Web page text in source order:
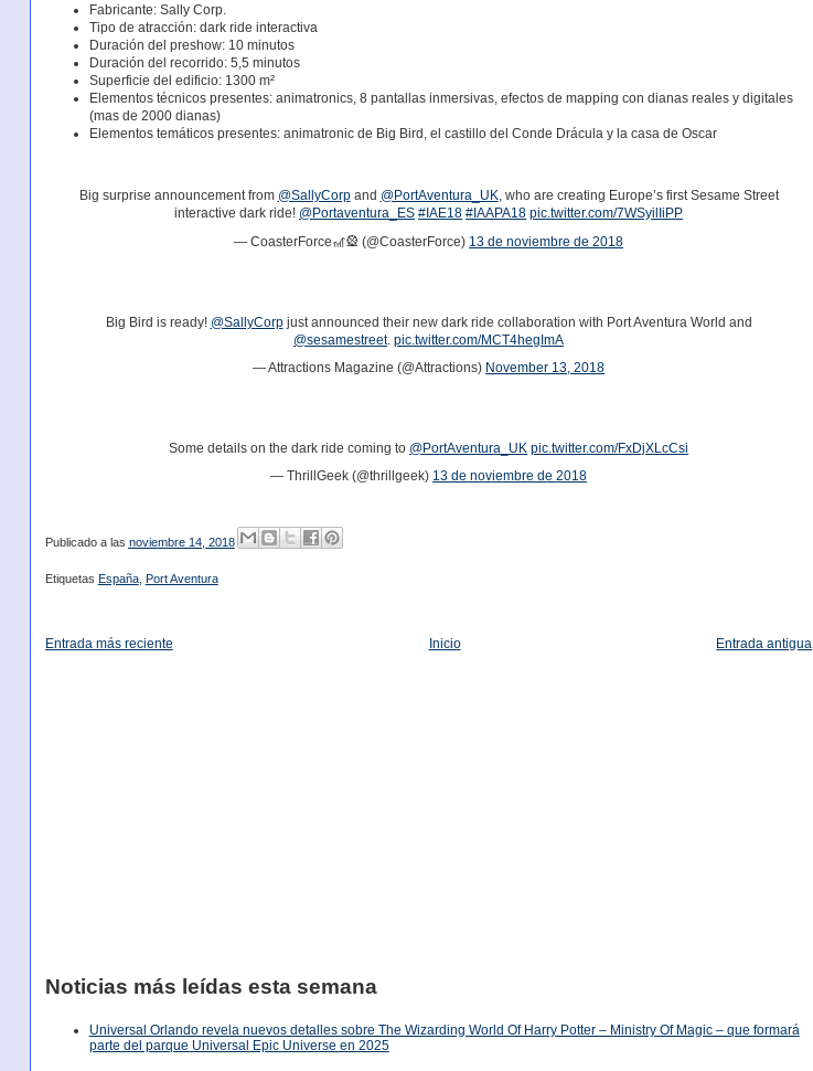
Fabricante: Sally Corp.
Tipo de atracción: dark ride interactiva
Duración del preshow: 10 minutos
Duración del recorrido: 5,5 minutos
Superficie del edificio: 1300 m²
Elementos técnicos presentes: animatronics, 8 pantallas inmersivas, efectos de mapping con dianas reales y digitales
(mas de 2000 dianas)
Elementos temáticos presentes: animatronic de Big Bird, el castillo del Conde Drácula y la casa de Oscar
Big surprise announcement from @SallyCorpand @PortAventura_UK, who are creating Europe’s first Sesame Street
interactive dark ride! @Portaventura_ES #IAE18 #IAAPA18 pic.twitter.com/7WSyilIiPP
— CoasterForce🎢🎡 (@CoasterForce) 13 de noviembre de 2018
Big Bird is ready! @SallyCorpjust announced their new dark ride collaboration with Port Aventura World and
@sesamestreet.pic.twitter.com/MCT4hegImA
— Attractions Magazine (@Attractions) November 13, 2018
Some details on the dark ride coming to @PortAventura_UK pic.twitter.com/FxDjXLcCsi
— ThrillGeek (@thrillgeek) 13 de noviembre de 2018
Publicado a las noviembre 14, 2018
Etiquetas España, Port Aventura
Entrada más reciente Entrada antigua
Inicio
Noticias más leídas esta semana
Universal Orlando revela nuevos detalles sobre The Wizarding World Of Harry Potter – Ministry Of Magic – que formará
parte del parque Universal Epic Universe en 2025